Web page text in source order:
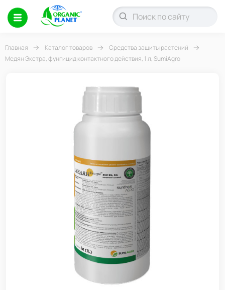
Главная Каталог товаров
Средства защиты растений
Медян Экстра, фунгицид контактного действия, 1 л, SumiAgro